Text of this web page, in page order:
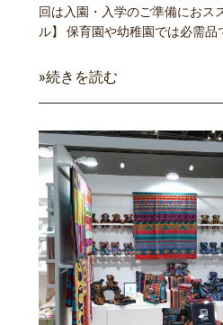
回は入園・入学のご準備におス
ル】 保育園や幼稚園では必需品
»続きを読む